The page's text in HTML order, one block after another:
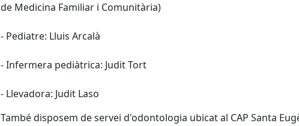
de Medicina Familiar i Comunitària)
- Pediatre: Lluis Arcalà
- Infermera pediàtrica: Judit Tort
- Llevadora: Judit Laso
També disposem de servei d'odontologia ubicat al CAP Santa